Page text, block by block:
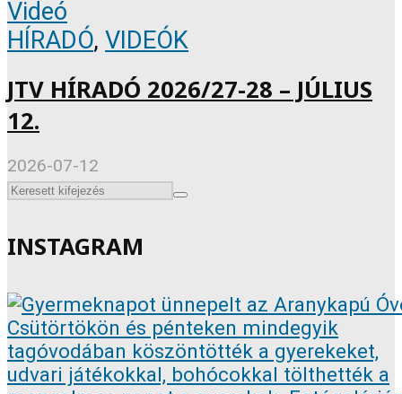
Videó
HÍRADÓ, VIDEÓK
JTV HÍRADÓ 2026/27-28 – JÚLIUS
12.
2026-07-12
INSTAGRAM